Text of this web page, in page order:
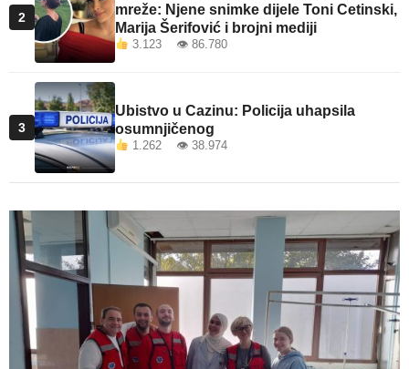
2
mreže: Njene snimke dijele Toni Cetinski,
Marija Šerifović i brojni mediji
3.123 👁 86.780
3
Ubistvo u Cazinu: Policija uhapsila
osumnjičenog
1.262 👁 38.974